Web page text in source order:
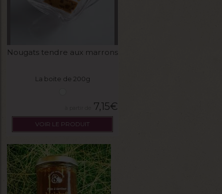
Nougats tendre aux marrons
La boite de 200g
7,15€
VOIR LE PRODUIT